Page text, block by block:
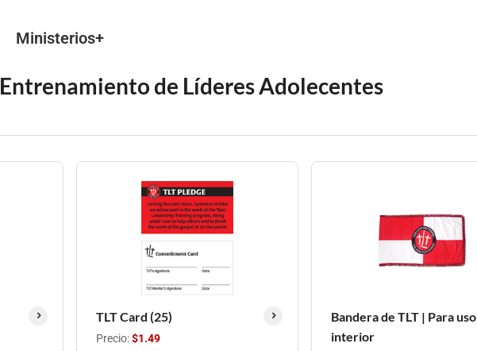
Ministerios+
Entrenamiento de Líderes Adolecentes
TLT Card (25)
Precio:$1.49
Bandera de TLT | Para uso
interior